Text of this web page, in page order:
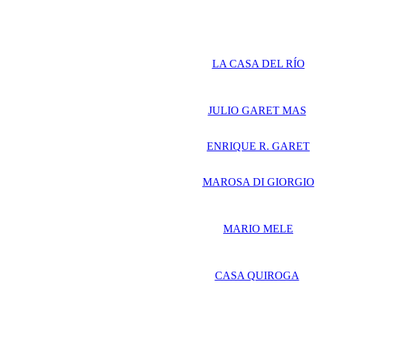
LA CASA DEL RÍO
JULIO GARET MAS
ENRIQUE R. GARET
MAROSA DI GIORGIO
MARIO MELE
CASA QUIROGA